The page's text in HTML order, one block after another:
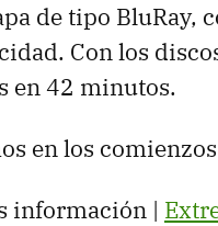
de tipo BluRay,
Con los
en 42 minutos.
en los
información |